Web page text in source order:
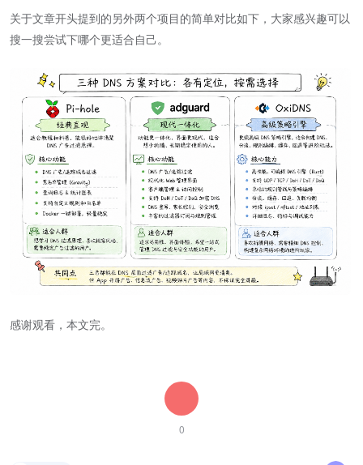
关于文章开头提到的另外两个项目的简单对比如下，大家感兴趣可以
搜一搜尝试下哪个更适合自己。
感谢观看，本文完。
0